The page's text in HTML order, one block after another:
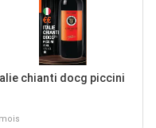
chianti docg piccini